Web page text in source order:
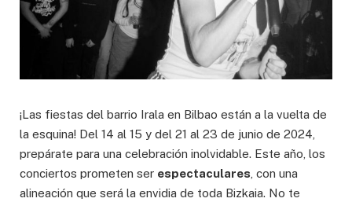
¡Las fiestas del barrio Irala en Bilbao están a la vuelta de
la esquina! Del 14 al 15 y del 21 al 23 de junio de 2024,
prepárate para una celebración inolvidable. Este año, los
conciertos prometen ser espectaculares , con una
alineación que será la envidia de toda Bizkaia. No te